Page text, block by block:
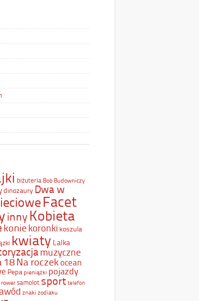
biżuteria Bob Budowniczy
dinozaury Dwa w
Facet
inny Kobieta
koniekoronki koszula
kwiaty Lalka
muzyczne
18Na roczekocean
Pepa pieniążki pojazdy
rower samolot sport telefon
znaki zodiaku